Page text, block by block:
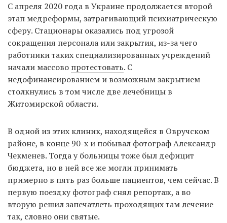
С апреля 2020 года в Украине продолжается второй
этап медреформы, затрагивающий психиатрическую
сферу. Стационары оказались под угрозой
сокращения персонала или закрытия, из-за чего
работники таких специализированных учреждений
начали массово протестовать. С
недофинансированием и возможным закрытием
столкнулись в том числе две лечебницы в
Житомирской области.
В одной из этих клиник, находящейся в Овручском
районе, в конце 90-х и побывал фотограф Александр
Чекменев. Тогда у больницы тоже был дефицит
бюджета, но в ней все же могли принимать
примерно в пять раз больше пациентов, чем сейчас. В
первую поездку фотограф снял репортаж, а во
вторую решил запечатлеть проходящих там лечение
так, словно они святые.